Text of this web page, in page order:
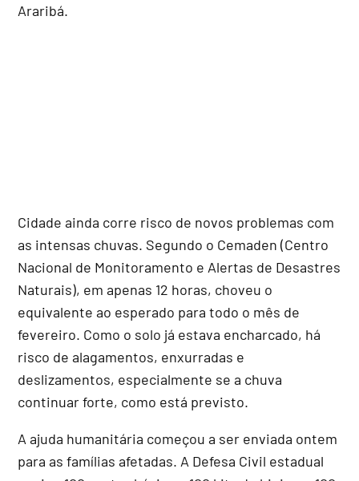
Araribá.
Cidade ainda corre risco de novos problemas com
as intensas chuvas. Segundo o Cemaden (Centro
Nacional de Monitoramento e Alertas de Desastres
Naturais), em apenas 12 horas, choveu o
equivalente ao esperado para todo o mês de
fevereiro. Como o solo já estava encharcado, há
risco de alagamentos, enxurradas e
deslizamentos, especialmente se a chuva
continuar forte, como está previsto.
A ajuda humanitária começou a ser enviada ontem
para as famílias afetadas. A Defesa Civil estadual